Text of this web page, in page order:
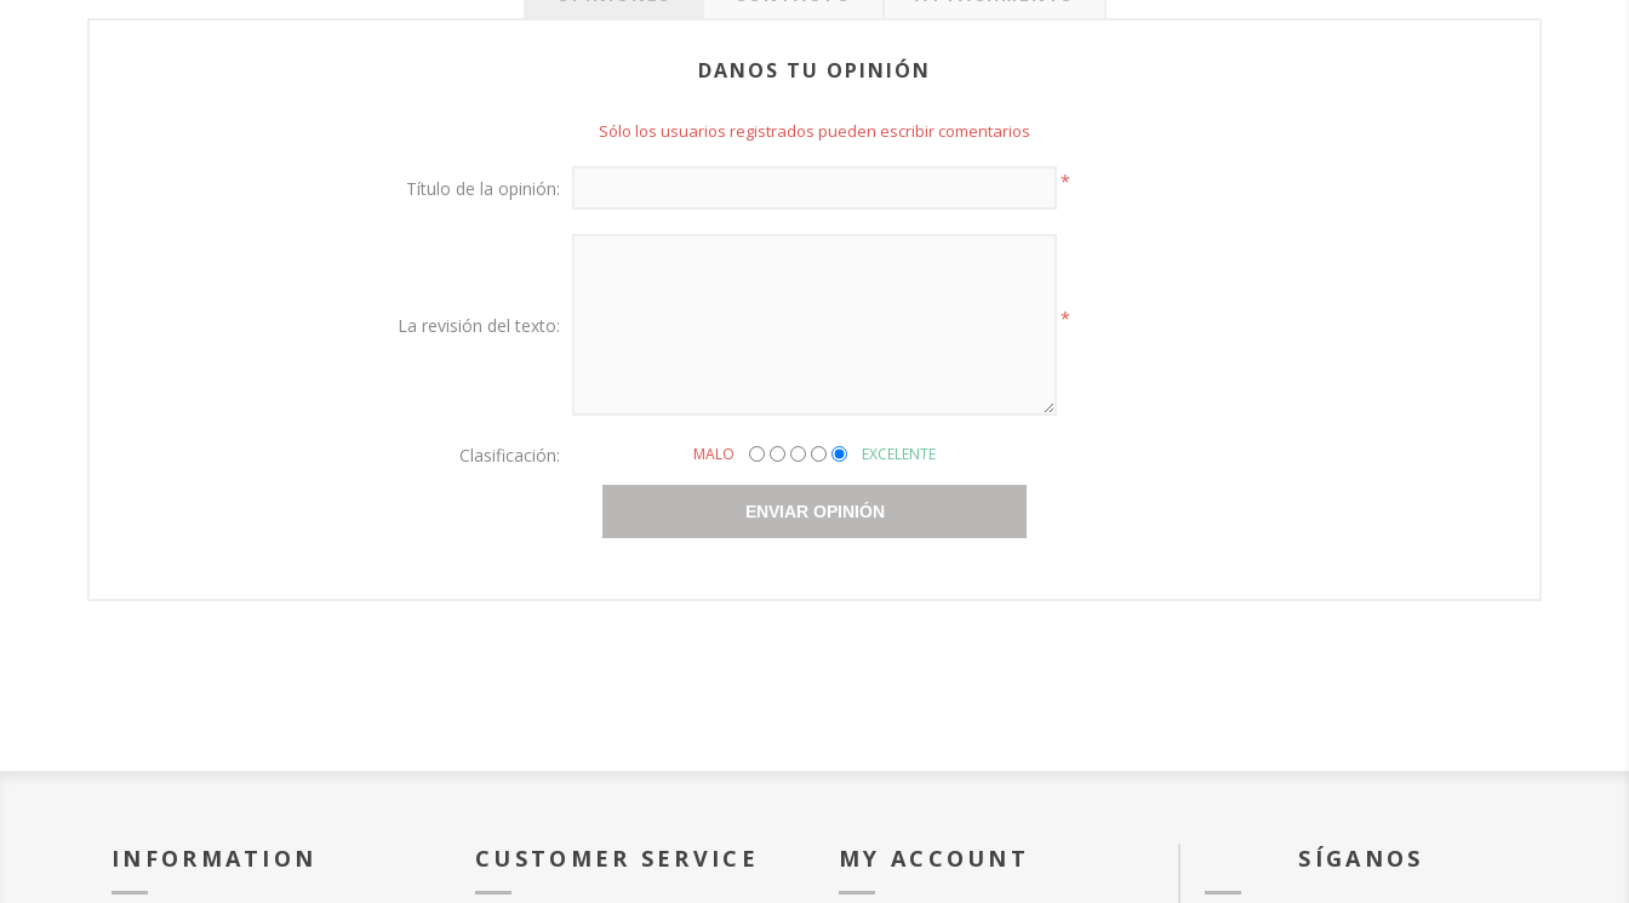
DANOS TU OPINIÓN
Sólo los usuarios registrados pueden escribir comentarios
Título de la opinión: *
La revisión del texto: *
Clasificación: MALO EXCELENTE
ENVIAR OPINIÓN
INFORMATION CUSTOMER SERVICE MY ACCOUNT SÍGANOS